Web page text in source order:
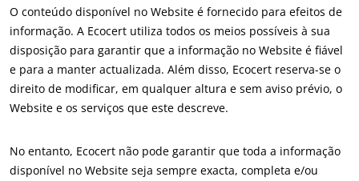
ECOCERT
Sobre nós
Notícias
(espanhol)
Europa
Alemanha (alemão)
Espanha (espanhol)
Itália (italiano)
O conteúdo disponível no Website é fornecido para efeitos de
informação. A Ecocert utiliza todos os meios possíveis à sua
disposição para garantir que a informação no Website é fiável
e para a manter actualizada. Além disso, Ecocert reserva-se o
direito de modificar, em qualquer altura e sem aviso prévio, o
Website e os serviços que este descreve.
No entanto, Ecocert não pode garantir que toda a informação
disponível no Website seja sempre exacta, completa e/ou